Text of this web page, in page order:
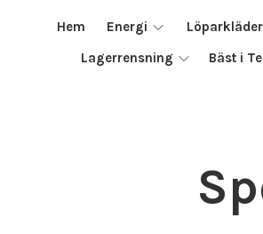
Hem Energi Löparkläder
Lagerrensning
Bäst i